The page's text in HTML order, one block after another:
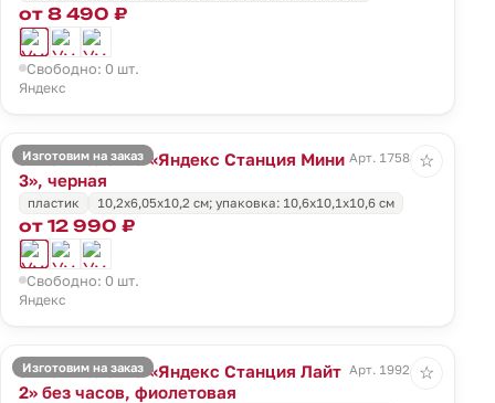
от 8 490 ₽
Свободно: 0 шт.
Яндекс
Изготовим на заказ
Умная колонка «Яндекс Станция Мини
3», черная
Арт. 17584.30
пластик 10,2x6,05x10,2 см; упаковка: 10,6x10,1x10,6 см
от 12 990 ₽
Свободно: 0 шт.
Яндекс
☆
Изготовим на заказ
Умная колонка «Яндекс Станция Лайт
2» без часов, фиолетовая
Арт. 19924.78
☆